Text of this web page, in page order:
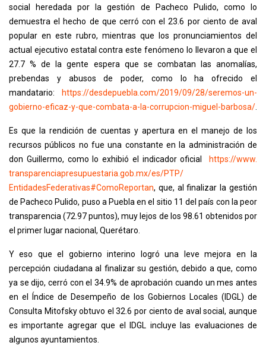
social heredada por la gestión de Pacheco Pulido, como lo
demuestra el hecho de que cerró con el 23.6 por ciento de aval
popular en este rubro, mientras que los pronunciamientos del
actual ejecutivo estatal contra este fenómeno lo llevaron a que el
27.7 % de la gente espera que se combatan las anomalías,
prebendas y abusos de poder, como lo ha ofrecido el
mandatario:
https://desdepuebla.com/2019/09/28/seremos-un-
gobierno-eficaz-y-que-combata-a-la-corrupcion-miguel-barbosa/.
Es que la rendición de cuentas y apertura en el manejo de los
recursos públicos no fue una constante en la administración de
don Guillermo, como lo exhibió el indicador oficial
https://www.
transparenciapresupuestaria.gob.mx/es/PTP/
EntidadesFederativas#ComoReportan, que, al finalizar la gestión
de Pacheco Pulido, puso a Puebla en el sitio 11 del país con la peor
transparencia (72.97 puntos), muy lejos de los 98.61 obtenidos por
el primer lugar nacional, Querétaro.
Y eso que el gobierno interino logró una leve mejora en la
percepción ciudadana al finalizar su gestión, debido a que, como
ya se dijo, cerró con el 34.9% de aprobación cuando un mes antes
en el Índice de Desempeño de los Gobiernos Locales (IDGL) de
Consulta Mitofsky obtuvo el 32.6 por ciento de aval social, aunque
es importante agregar que el IDGL incluye las evaluaciones de
algunos ayuntamientos.